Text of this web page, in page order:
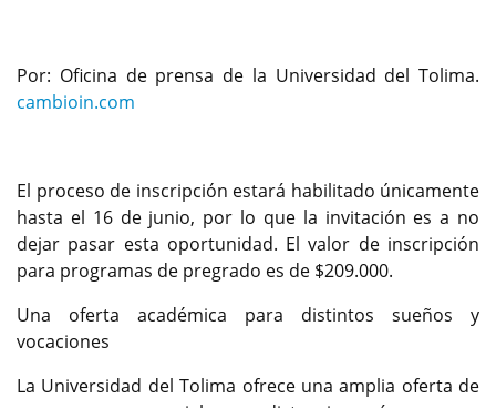
Por: Oficina de prensa de la Universidad del Tolima.
cambioin.com
El proceso de inscripción estará habilitado únicamente
hasta el 16 de junio, por lo que la invitación es a no
dejar pasar esta oportunidad. El valor de inscripción
para programas de pregrado es de $209.000.
Una oferta académica para distintos sueños y
vocaciones
La Universidad del Tolima ofrece una amplia oferta de